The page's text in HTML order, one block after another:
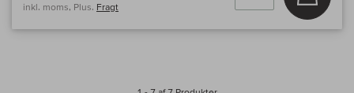
inkl. moms, Plus. Fragt